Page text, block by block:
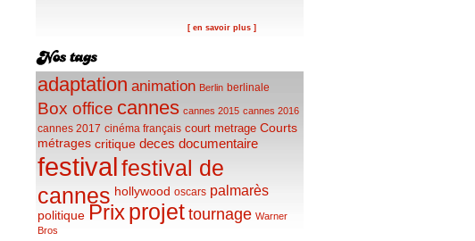
[ en savoir plus ]
adaptation animation Berlin berlinale
Box office cannes cannes 2015 cannes 2016
cannes 2017 cinéma français court metrage Courts
métrages critique deces documentaire
festivalfestival de
cannes hollywood oscars palmarès
politique Prixprojet tournage Warner
Bros